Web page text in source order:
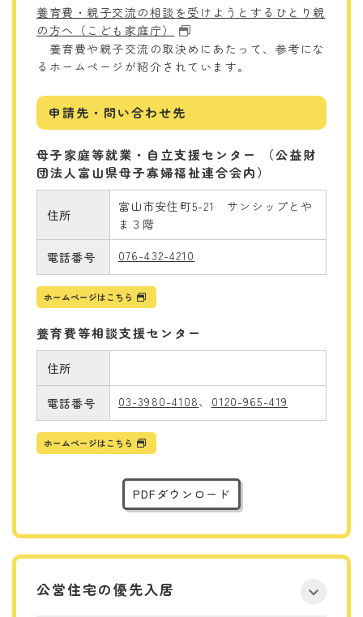
養育費・親子交流の相談を受けようとするひとり親
の方へ（こども家庭庁）
養育費や親子交流の取決めにあたって、参考にな
るホームページが紹介されています。
申請先・問い合わせ先
母子家庭等就業・自立支援センター （公益財
団法人富山県母子寡婦福祉連合会内）
住所
富山市安住町5-21 サンシップとや
ま３階
電話番号 076-432-4210
ホームページはこちら
養育費等相談支援センター
住所
電話番号 03-3980-4108、 0120-965-419
ホームページはこちら
PDFダウンロード
公営住宅の優先入居